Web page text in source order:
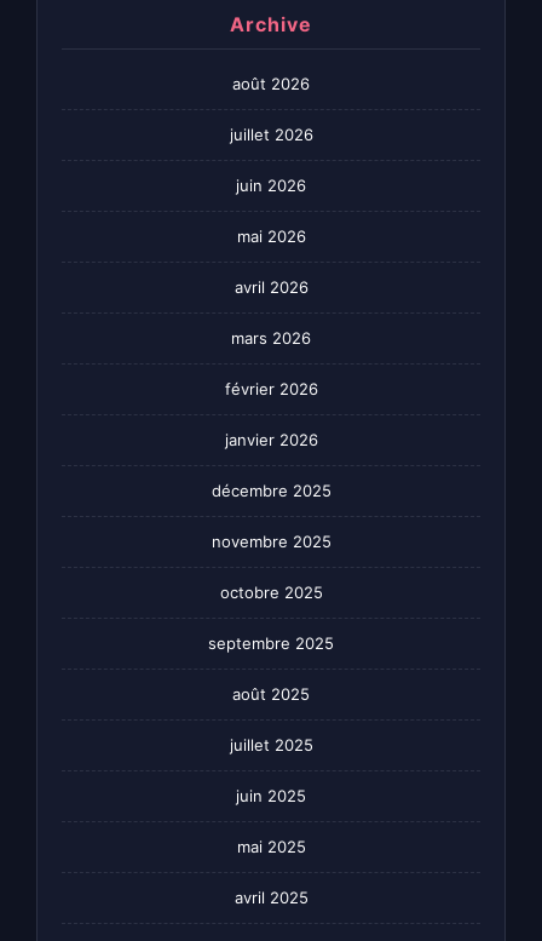
Archive
août 2026
juillet 2026
juin 2026
mai 2026
avril 2026
mars 2026
février 2026
janvier 2026
décembre 2025
novembre 2025
octobre 2025
septembre 2025
août 2025
juillet 2025
juin 2025
mai 2025
avril 2025